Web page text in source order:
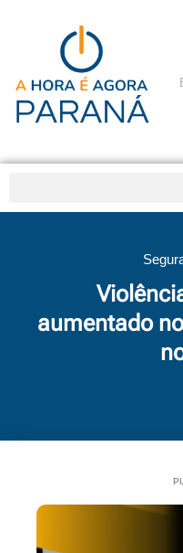
conteúdo
aumentado